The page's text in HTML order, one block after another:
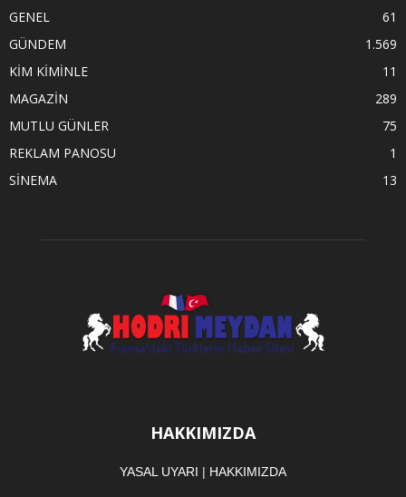
GENEL
61
GÜNDEM
1.569
KİM KİMİNLE
11
MAGAZİN
289
MUTLU GÜNLER
75
REKLAM PANOSU
1
SİNEMA
13
HAKKIMIZDA
YASAL UYARI | HAKKIMIZDA